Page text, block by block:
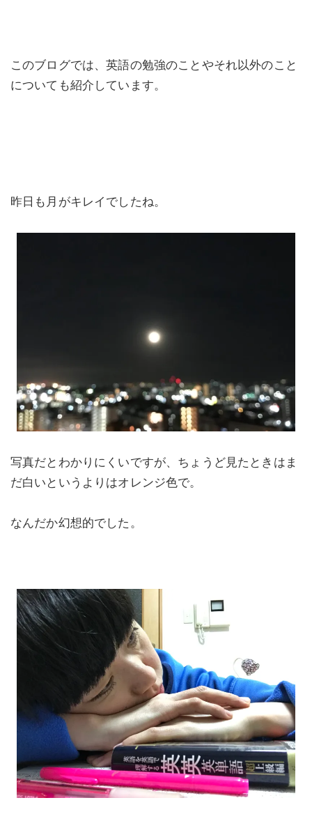
このブログでは、英語の勉強のことやそれ以外のこと
についても紹介しています。
昨日も月がキレイでしたね。
写真だとわかりにくいですが、ちょうど見たときはま
だ白いというよりはオレンジ色で。
なんだか幻想的でした。